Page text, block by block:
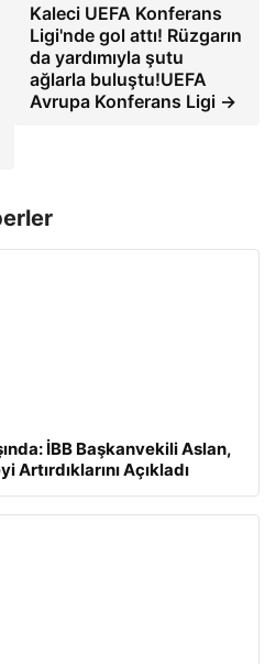
Kaleci UEFA Konferans
Ligi'nde gol attı! Rüzgarın
da yardımıyla şutu
ağlarla buluştu!UEFA
Avrupa Konferans Ligi →
İBB Başkanvekili Aslan,
Artırdıklarını Açıkladı